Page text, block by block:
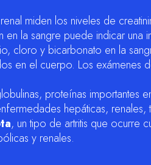
miden los niveles de
la sangre puede indicar una
cloro y bicarbonato en la
en el cuerpo. Los
proteínas
hepáticas,
, un tipo de artritis que ocurre
y renales.